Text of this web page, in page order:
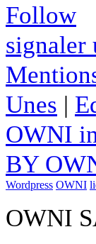
Follow
signaler
Unes |
OWNI
BY
Wordpress OWNI
OWNI